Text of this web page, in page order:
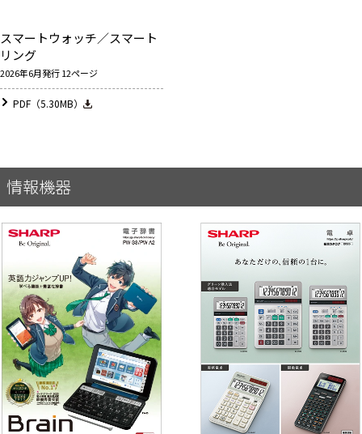
スマートウォッチ／スマート
リング
2026年6月発行 12ページ
PDF（5.30MB）
情報機器